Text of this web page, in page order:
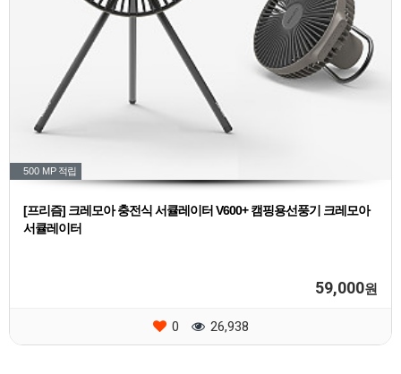
500 MP 적립
[프리즘] 크레모아 충전식 서큘레이터 V600+ 캠핑용선풍기 크레모아
서큘레이터
59,000원
0 26,938